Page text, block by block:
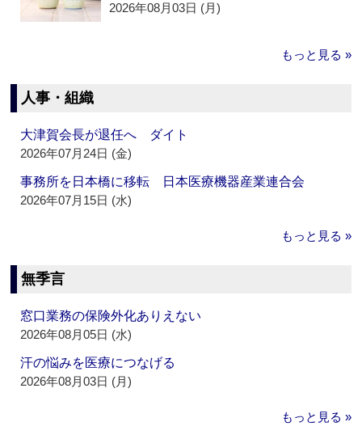
2026年08月03日 (月)
もっと見る »
人事・組織
大津賀会長が退任へ ダイト
2026年07月24日 (金)
事務所を日本橋に移転 日本医療機器産業連合会
2026年07月15日 (水)
もっと見る »
無季言
窓口業務の保険外化ありえない
2026年08月05日 (水)
汗の悩みを医療につなげる
2026年08月03日 (月)
もっと見る »